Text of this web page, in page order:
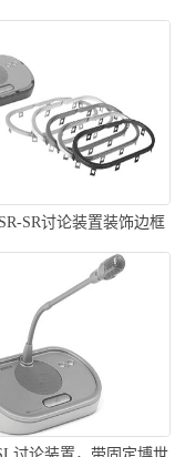
基本代表机
SR讨论装置装饰边框